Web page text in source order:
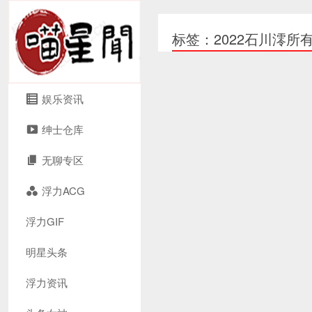
娱乐资讯
绅士仓库
无聊专区
浮力ACG
浮力GIF
明星头条
浮力资讯
标签：2022石川澪所